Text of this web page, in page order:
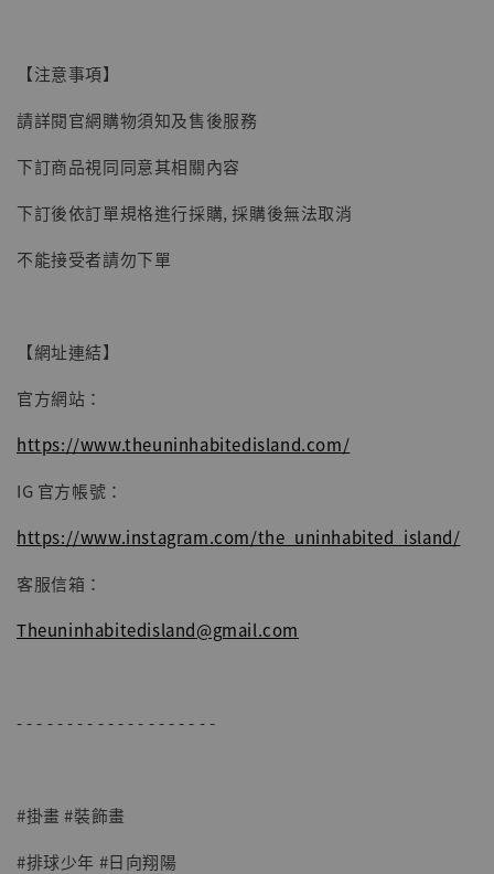
NT$ 5,300
【注意事項】
請詳閱官網購物須知及售後服務
下訂商品視同同意其相關內容
下訂後依訂單規格進行採購, 採購後無法取消
不能接受者請勿下單
【網址連結】
官方網站：
https://www.theuninhabitedisland.com/
IG 官方帳號：
https://www.instagram.com/the_uninhabited_island/
客服信箱：
Theuninhabitedisland@gmail.com
- - - - - - - - - - - - - - - - - - - -
#掛畫 #裝飾畫
#排球少年 #日向翔陽